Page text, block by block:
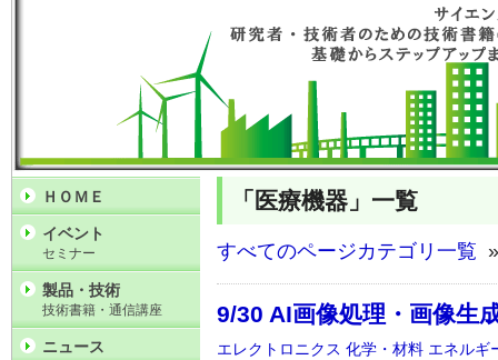
「医療機器」一覧
すべてのページカテゴリ一覧
9/30 AI画像処理・画像生
エレクトロニクス 化学・材料 エネルギ
ＨＯＭＥ
イベント
セミナー
製品・技術
技術書籍・通信講座
ニュース